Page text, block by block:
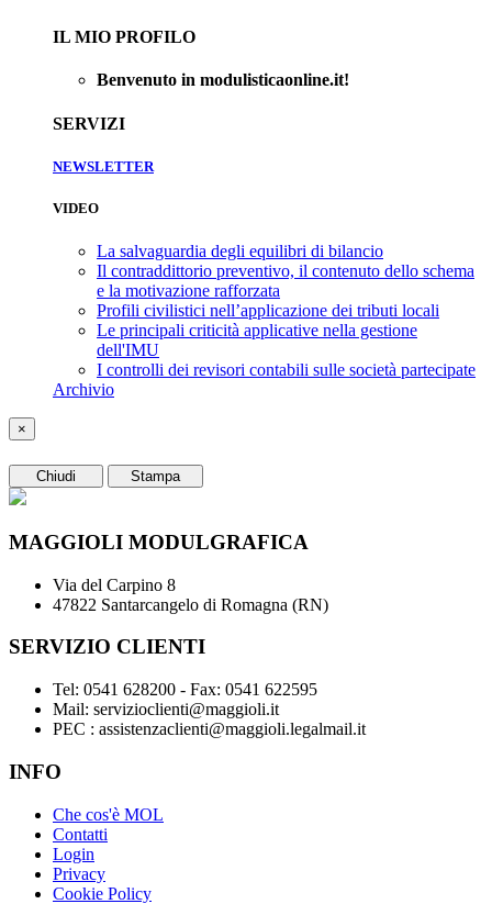
IL MIO PROFILO
Benvenuto in modulisticaonline.it!
SERVIZI
NEWSLETTER
VIDEO
La salvaguardia degli equilibri di bilancio
Il contraddittorio preventivo, il contenuto dello schema
e la motivazione rafforzata
Profili civilistici nell’applicazione dei tributi locali
Le principali criticità applicative nella gestione
dell'IMU
I controlli dei revisori contabili sulle società partecipate
Archivio
×
Chiudi Stampa
MAGGIOLI MODULGRAFICA
Via del Carpino 8
47822 Santarcangelo di Romagna (RN)
SERVIZIO CLIENTI
Tel: 0541 628200 - Fax: 0541 622595
Mail: servizioclienti@maggioli.it
PEC : assistenzaclienti@maggioli.legalmail.it
INFO
Che cos'è MOL
Contatti
Login
Privacy
Cookie Policy